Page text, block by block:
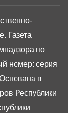
Газета
по
номер: серия
в
Республики